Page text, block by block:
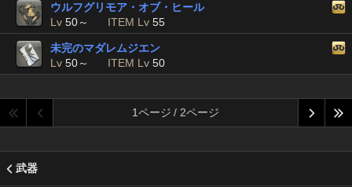
ウルフグリモア・オブ・ヒール
Lv 50～ ITEM Lv 55
未完のマダレムジエン
Lv 50～ ITEM Lv 50
1ページ / 2ページ
武器